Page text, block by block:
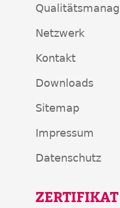
Netzwerk
Kontakt
Downloads
Sitemap
Impressum
Datenschutz
ZERTIFIKAT